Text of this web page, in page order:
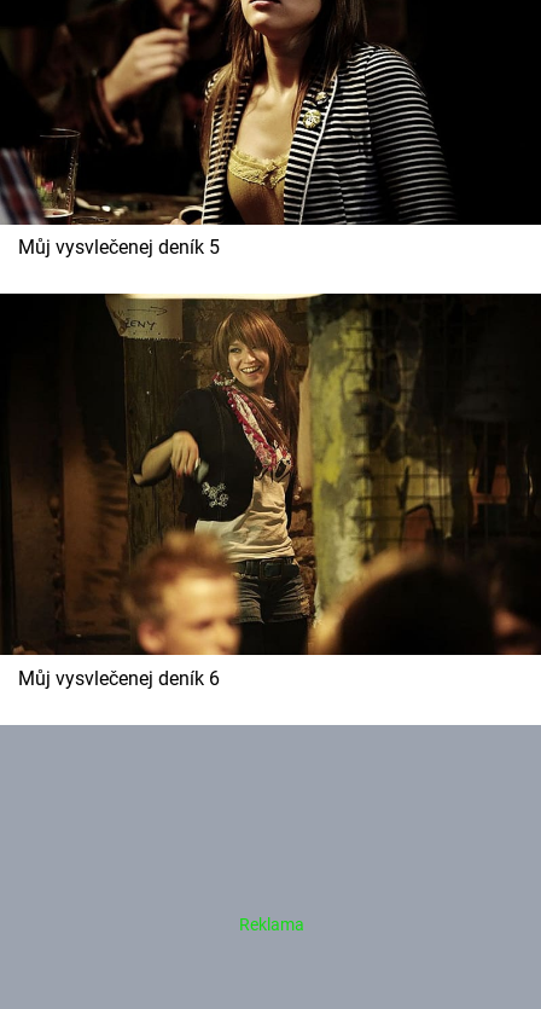
Můj vysvlečenej deník 5
Můj vysvlečenej deník 6